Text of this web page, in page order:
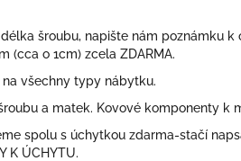
šroubu, napište nám poznámku
(cca o 1cm) zcela ZDARMA.
všechny typy nábytku.
a matek. Kovové komponenty k
spolu s úchytkou zdarma-stačí
K ÚCHYTU.